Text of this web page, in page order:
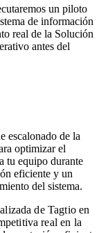
un piloto
de información
real de la Solución
antes del
escalonado de la
optimizar el
tu equipo durante
eficiente y un
del sistema.
de Tagtio en
real en la